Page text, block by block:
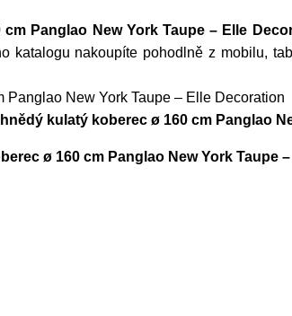
Panglao New York Taupe – Elle
katalogu nakoupíte pohodlně z mobilu,
New York Taupe – Elle Decoration
kulatý koberec ø 160 cm Panglao
ø 160 cm Panglao New York Taupe